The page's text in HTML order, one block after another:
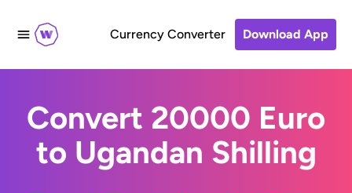
Currency Converter Download App
Convert 20000 Euro
to Ugandan Shilling